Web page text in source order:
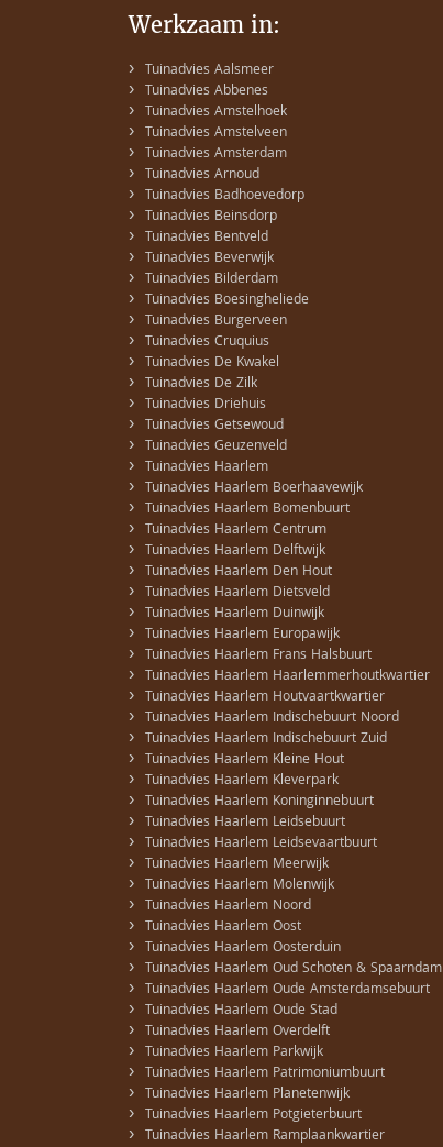
Werkzaam in:
› Tuinadvies Aalsmeer
› Tuinadvies Abbenes
› Tuinadvies Amstelhoek
› Tuinadvies Amstelveen
› Tuinadvies Amsterdam
› Tuinadvies Arnoud
› Tuinadvies Badhoevedorp
› Tuinadvies Beinsdorp
› Tuinadvies Bentveld
› Tuinadvies Beverwijk
› Tuinadvies Bilderdam
› Tuinadvies Boesingheliede
› Tuinadvies Burgerveen
› Tuinadvies Cruquius
› Tuinadvies De Kwakel
› Tuinadvies De Zilk
› Tuinadvies Driehuis
› Tuinadvies Getsewoud
› Tuinadvies Geuzenveld
› Tuinadvies Haarlem
› Tuinadvies Haarlem Boerhaavewijk
› Tuinadvies Haarlem Bomenbuurt
› Tuinadvies Haarlem Centrum
› Tuinadvies Haarlem Delftwijk
› Tuinadvies Haarlem Den Hout
› Tuinadvies Haarlem Dietsveld
› Tuinadvies Haarlem Duinwijk
› Tuinadvies Haarlem Europawijk
› Tuinadvies Haarlem Frans Halsbuurt
› Tuinadvies Haarlem Haarlemmerhoutkwartier
› Tuinadvies Haarlem Houtvaartkwartier
› Tuinadvies Haarlem Indischebuurt Noord
› Tuinadvies Haarlem Indischebuurt Zuid
› Tuinadvies Haarlem Kleine Hout
› Tuinadvies Haarlem Kleverpark
› Tuinadvies Haarlem Koninginnebuurt
› Tuinadvies Haarlem Leidsebuurt
› Tuinadvies Haarlem Leidsevaartbuurt
› Tuinadvies Haarlem Meerwijk
› Tuinadvies Haarlem Molenwijk
› Tuinadvies Haarlem Noord
› Tuinadvies Haarlem Oost
› Tuinadvies Haarlem Oosterduin
› Tuinadvies Haarlem Oud Schoten & Spaarndam
› Tuinadvies Haarlem Oude Amsterdamsebuurt
› Tuinadvies Haarlem Oude Stad
› Tuinadvies Haarlem Overdelft
› Tuinadvies Haarlem Parkwijk
› Tuinadvies Haarlem Patrimoniumbuurt
› Tuinadvies Haarlem Planetenwijk
› Tuinadvies Haarlem Potgieterbuurt
› Tuinadvies Haarlem Ramplaankwartier